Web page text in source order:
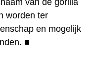
worden ter
en mogelijk
■